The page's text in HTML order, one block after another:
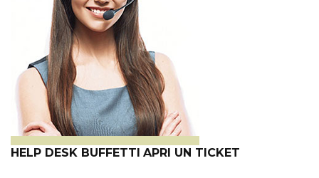
HELP DESK BUFFETTI APRI UN TICKET